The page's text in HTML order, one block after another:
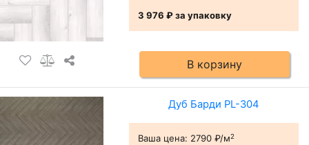
3 976 ₽за упаковку
В корзину
Дуб Барди PL-304
Ваша цена: 2790 ₽/м2